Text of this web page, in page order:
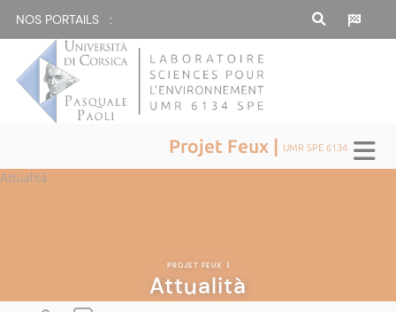
NOS PORTAILS :
Projet Feux | UMR SPE 6134
Attualità
PROJET FEUX |
Attualità